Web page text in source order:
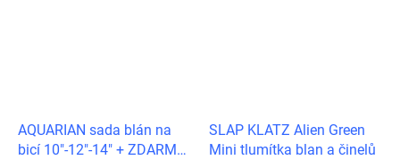
AQUARIAN sada blán na
bicí 10"-12"-14" + ZDARMA
SLAP KLATZ Alien Green
Mini tlumítka blan a činelů